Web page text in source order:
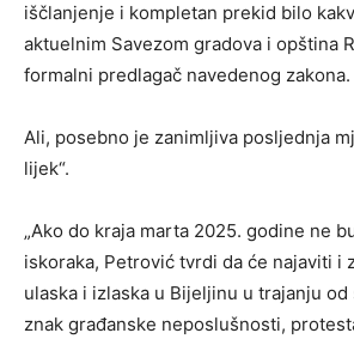
iščlanjenje i kompletan prekid bilo
aktuelnim Savezom gradova i opština
formalni predlagač navedenog zakona.
Ali, posebno je zanimljiva posljednja
lijek“.
„Ako do kraja marta 2025. godine ne
iskoraka, Petrović tvrdi da će najaviti i
ulaska i izlaska u Bijeljinu u trajanju od
znak građanske neposlušnosti,